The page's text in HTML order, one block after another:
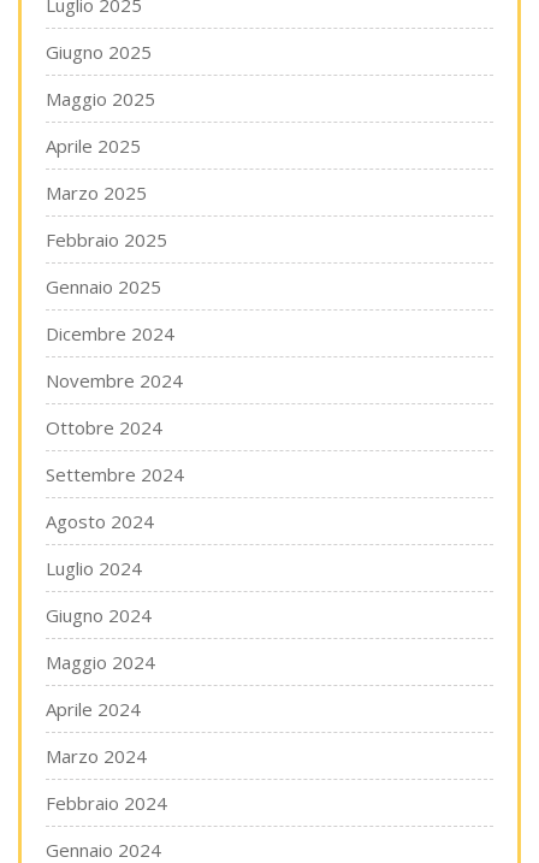
Luglio 2025
Giugno 2025
Maggio 2025
Aprile 2025
Marzo 2025
Febbraio 2025
Gennaio 2025
Dicembre 2024
Novembre 2024
Ottobre 2024
Settembre 2024
Agosto 2024
Luglio 2024
Giugno 2024
Maggio 2024
Aprile 2024
Marzo 2024
Febbraio 2024
Gennaio 2024